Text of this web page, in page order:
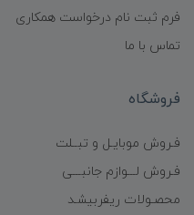
فرم ثبت نام درخواست همکاری
تماس با ما
فروشگاه
فـروش موبایـل و تبــلت
فـروش لـــوازم جانبـــی
محصـولات ریفربیشـد